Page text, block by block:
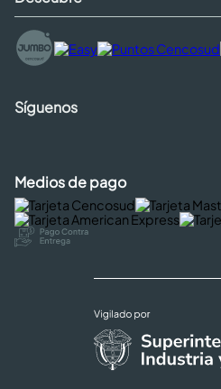
Síguenos
Medios de pago